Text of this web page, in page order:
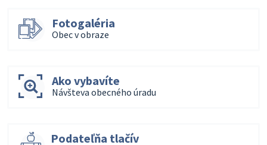
Fotogaléria
Obec v obraze
Ako vybavíte
Návšteva obecného úradu
Podateľňa tlačív